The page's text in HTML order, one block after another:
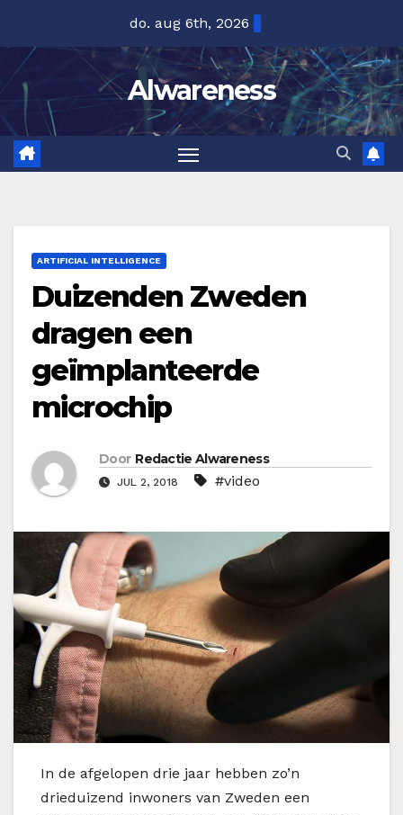
inhoud
do. aug 6th, 2026
Alwareness
ARTIFICIAL INTELLIGENCE
Duizenden Zweden
dragen een
geïmplanteerde
microchip
Door Redactie Alwareness
JUL 2, 2018 #video
In de afgelopen drie jaar hebben zo’n
drieduizend inwoners van Zweden een